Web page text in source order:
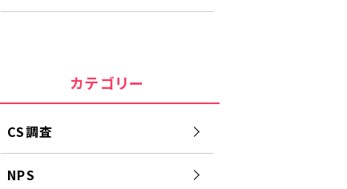
カテゴリー
CS調査
NPS